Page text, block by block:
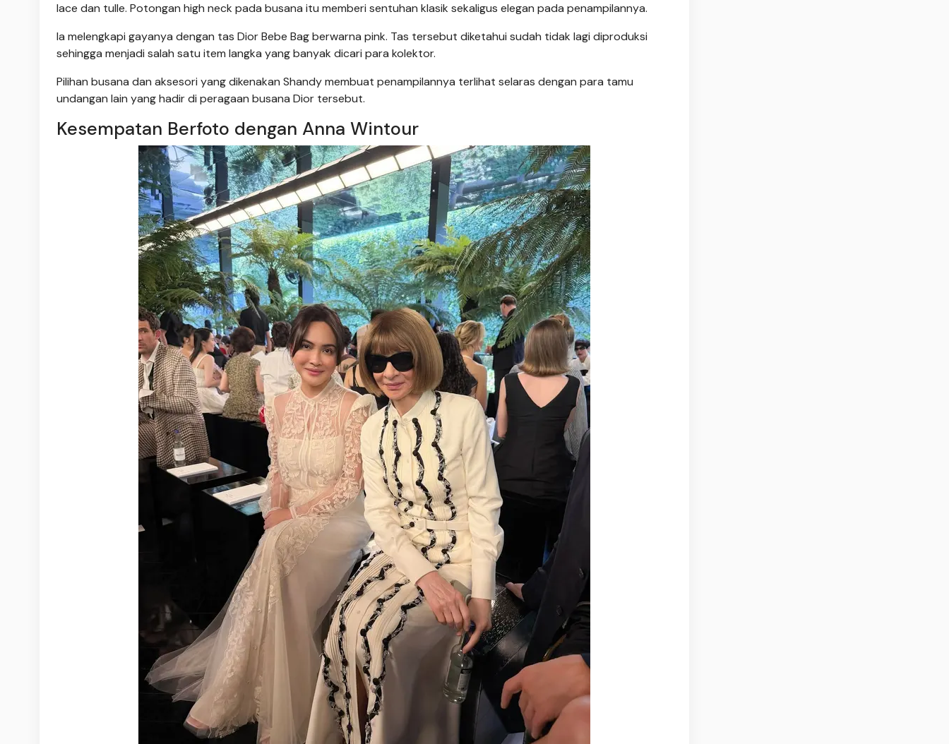
lace dan tulle. Potongan high neck pada busana itu memberi sentuhan klasik sekaligus elegan pada penampilannya.
Ia melengkapi gayanya dengan tas Dior Bebe Bag berwarna pink. Tas tersebut diketahui sudah tidak lagi diproduksi
sehingga menjadi salah satu item langka yang banyak dicari para kolektor.
Pilihan busana dan aksesori yang dikenakan Shandy membuat penampilannya terlihat selaras dengan para tamu
undangan lain yang hadir di peragaan busana Dior tersebut.
Kesempatan Berfoto dengan Anna Wintour